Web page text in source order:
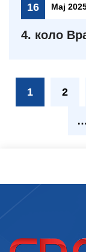
16 Мај
4. коло
1 2
…